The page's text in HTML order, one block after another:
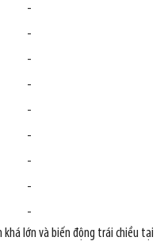
-
-
-
-
-
-
-
-
-
khá lớn và biến động trái chiều tại